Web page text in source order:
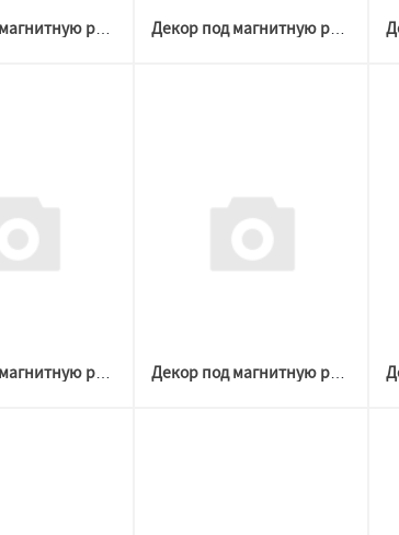
Декор под магнитную решетку ЧЕРНАЯ D 60-204 №2 (Welton) Декор под магнитную решетку ЧЕРНАЯ D 60-204 №1 (Welton)
Декор под магнитную решетку ЧЕРНАЯ D 100-300 №1 (Welton) Декор под магнитную решетку БЕЛАЯ D 60-120 №3 (Welton)